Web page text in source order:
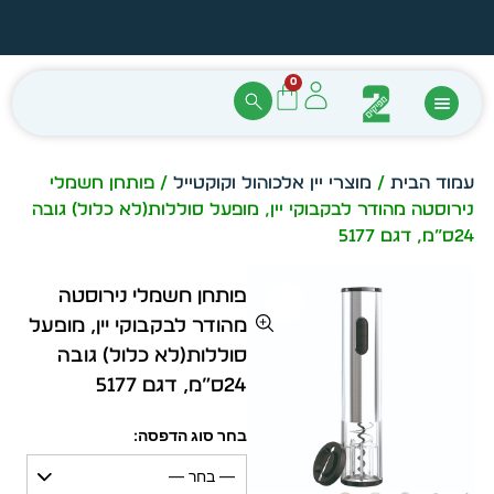
0
עמוד הבית / מוצרי יין אלכוהול וקוקטייל / פותחן חשמלי
נירוסטה מהודר לבקבוקי יין, מופעל סוללות(לא כלול) גובה
24ס”מ, דגם 5177
פותחן חשמלי נירוסטה
מהודר לבקבוקי יין, מופעל
סוללות(לא כלול) גובה
24ס”מ, דגם 5177
בחר סוג הדפסה:
— בחר —